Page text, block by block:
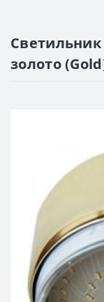
Светильник
золото